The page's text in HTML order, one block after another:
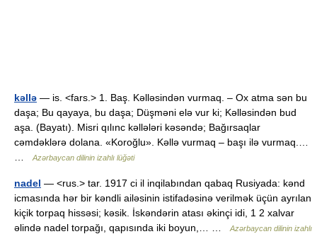
kəllə — is. <fars.> 1. Baş. Kəlləsindən vurmaq. – Ox atma sən bu
daşa; Bu qayaya, bu daşa; Düşməni elə vur ki; Kəlləsindən bud
aşa. (Bayatı). Misri qılınc kəllələri kəsəndə; Bağırsaqlar
cəmdəklərə dolana. «Koroğlu». Kəllə vurmaq – başı ilə vurmaq.…
Azərbaycan dilinin izahlı lüğəti
nadel — <rus.> tar. 1917 ci il inqilabından qabaq Rusiyada: kənd
icmasında hər bir kəndli ailəsinin istifadəsinə verilmək üçün ayrılan
kiçik torpaq hissəsi; kəsik. İskəndərin atası əkinçi idi, 1 2 xalvar
əlində nadel torpağı, qapısında iki boyun,… …
Azərbaycan dilinin izahlı